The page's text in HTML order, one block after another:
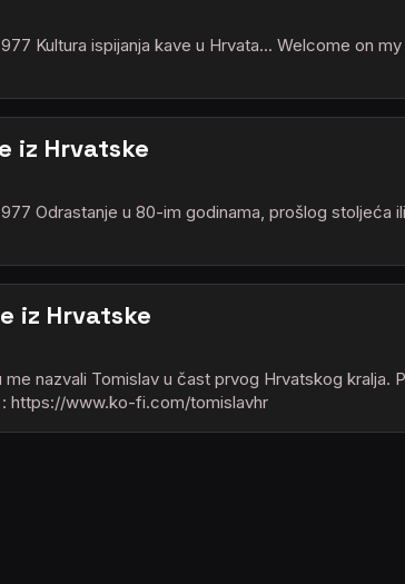
Kultura ispijanja kave u Hrvata... Welcome on
iz Hrvatske
Odrastanje u 80-im godinama, prošlog stoljeća
iz Hrvatske
nazvali Tomislav u čast prvog Hrvatskog kralja.
https://www.ko-fi.com/tomislavhr